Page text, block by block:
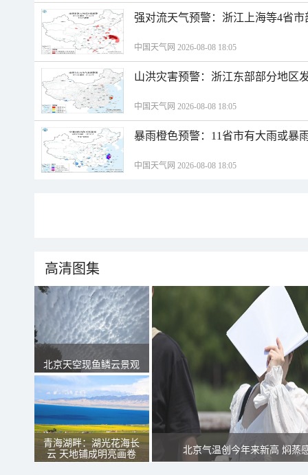
强对流天气预警：浙江上海等4省
中国天气网 2026-08-08 18:05
山洪灾害预警：浙江东部部分地区
中国天气网 2026-08-08 18:05
暴雨橙色预警：11省市有大雨或暴
中国天气网 2026-08-08 18:05
高清图集
北京天空现鱼鳞云景观
青海湖畔：湖光花海长
云 天地铺成明亮画卷
北京气温创今年来新高 焖蒸